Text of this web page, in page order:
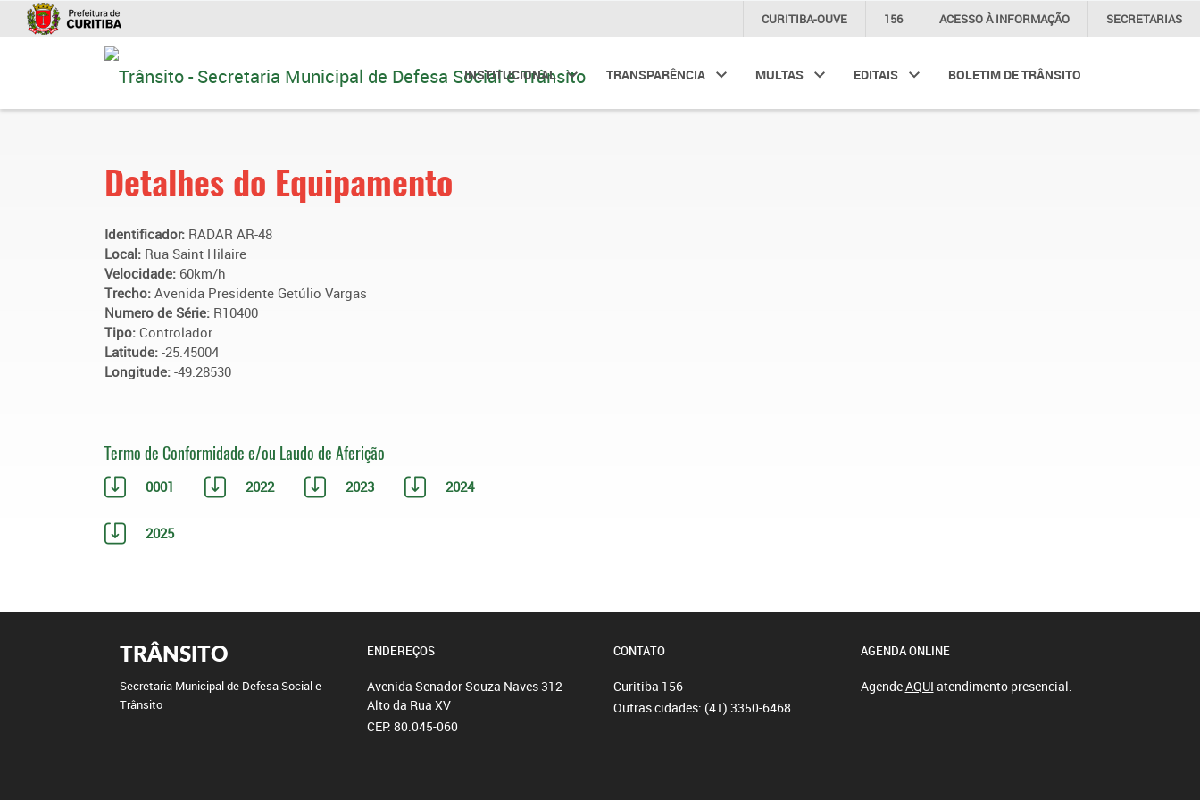
CURITIBA-OUVE 156 ACESSO ÀINFORMAÇÃO SECRETARIAS
INSTITUCIONAL TRANSPARÊNCIA MULTAS EDITAIS BOLETIM DE TRÂNSITO
Detalhes do Equipamento
Identificador: RADAR AR-48
Local: Rua Saint Hilaire
Velocidade: 60km/h
Trecho: Avenida Presidente Getúlio Vargas
Numero de Série: R10400
Tipo: Controlador
Latitude: -25.45004
Longitude: -49.28530
Termo de Conformidade e/ou Laudo de Aferição
0001 2022 2023 2024
2025
TRÂNSITO
Secretaria Municipal de Defesa Social e
Trânsito
ENDEREÇOS
Avenida Senador Souza Naves 312 -
Alto da Rua XV
CEP: 80.045-060
CONTATO
Curitiba 156
Outras cidades: (41) 3350-6468
AGENDA ONLINE
AgendeAQUI atendimento presencial.